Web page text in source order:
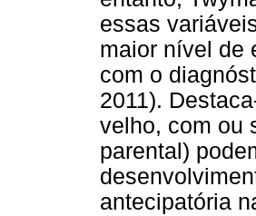
essas
maior nível de
com o
2011).
velho, com ou
parental)
antecipatória